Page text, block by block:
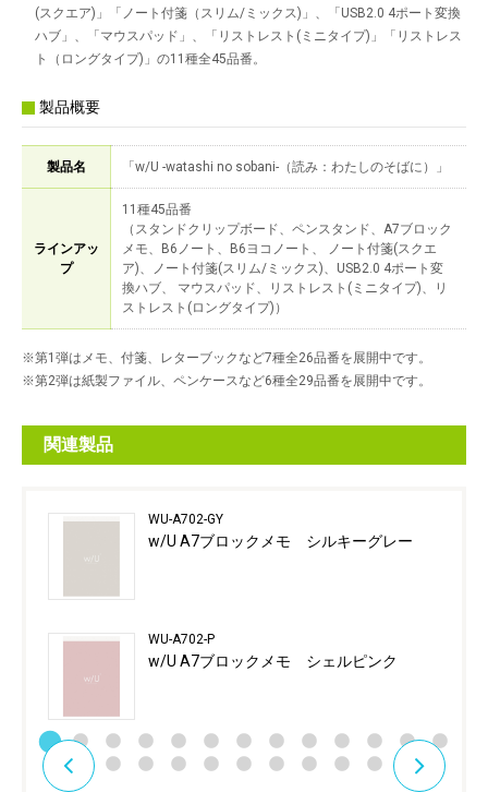
(スクエア)」「ノート付箋（スリム/ミックス)」、「USB2.0 4ポート変換
ハブ」、「マウスパッド」、「リストレスト(ミニタイプ)」「リストレス
ト（ロングタイプ)」の11種全45品番。
製品概要
製品名 「w/U -watashi no sobani-（読み：わたしのそばに）」
ラインアッ
プ
11種45品番
（スタンドクリップボード、ペンスタンド、A7ブロック
メモ、B6ノート、B6ヨコノート、 ノート付箋(スクエ
ア)、ノート付箋(スリム/ミックス)、USB2.0 4ポート変
換ハブ、 マウスパッド、リストレスト(ミニタイプ)、リ
ストレスト(ロングタイプ)）
※第1弾はメモ、付箋、レターブックなど7種全26品番を展開中です。
※第2弾は紙製ファイル、ペンケースなど6種全29品番を展開中です。
関連製品
WU-A702-GY
w/U A7ブロックメモ シルキーグレー
WU-A702-P
w/U A7ブロックメモ シェルピンク